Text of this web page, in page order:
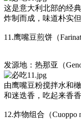
这是意大利北部的经
炸制而成，味道朴实
11.鹰嘴豆煎饼（
发源地：热那亚（
由鹰嘴豆粉搅拌水和
和迷迭香，吃起来香
12.炸物组合（Cuoppo